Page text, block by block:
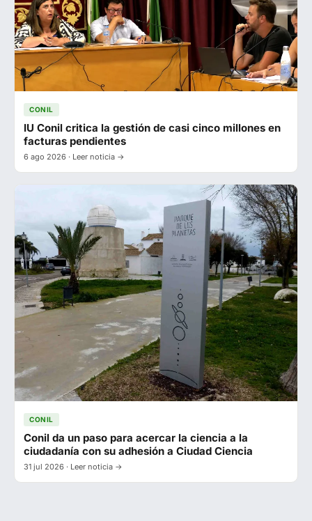
CONIL
IU Conil critica la gestión de casi cinco millones en
facturas pendientes
6 ago 2026 · Leer noticia →
CONIL
Conil da un paso para acercar la ciencia a la
ciudadanía con su adhesión a Ciudad Ciencia
31 jul 2026 · Leer noticia →